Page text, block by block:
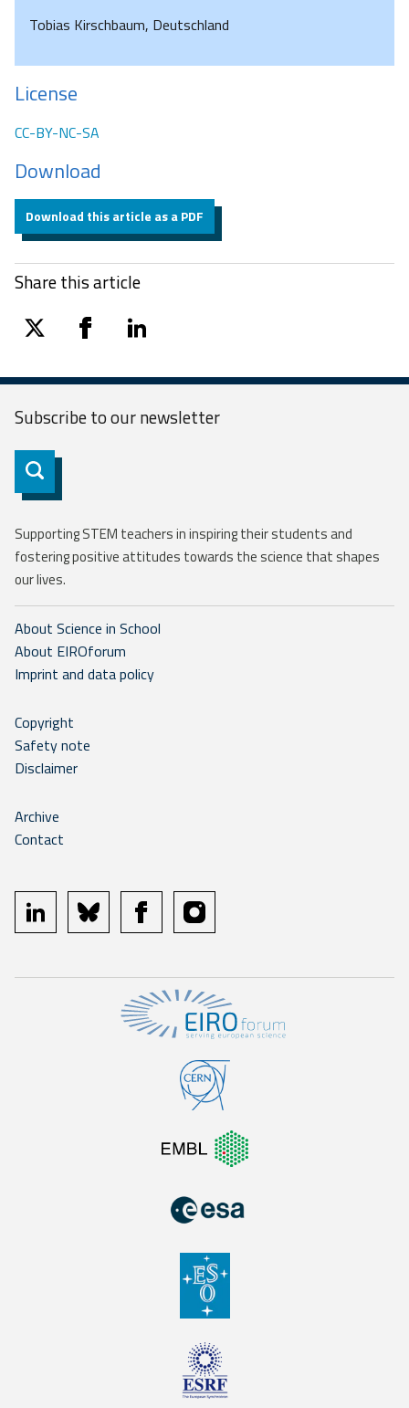
Tobias Kirschbaum, Deutschland
License
CC-BY-NC-SA
Download
Download this article as a PDF
Share this article
twitter facebooklinkedin
Subscribe to ournewsletter
Subscribe
Supporting STEM teachers in inspiring their students and
fostering positive attitudes towards the science that shapes
our lives.
About Science in School
About EIROforum
Imprint and data policy
Copyright
Safety note
Disclaimer
Archive
Contact
linkedin bluesky facebookinstagram